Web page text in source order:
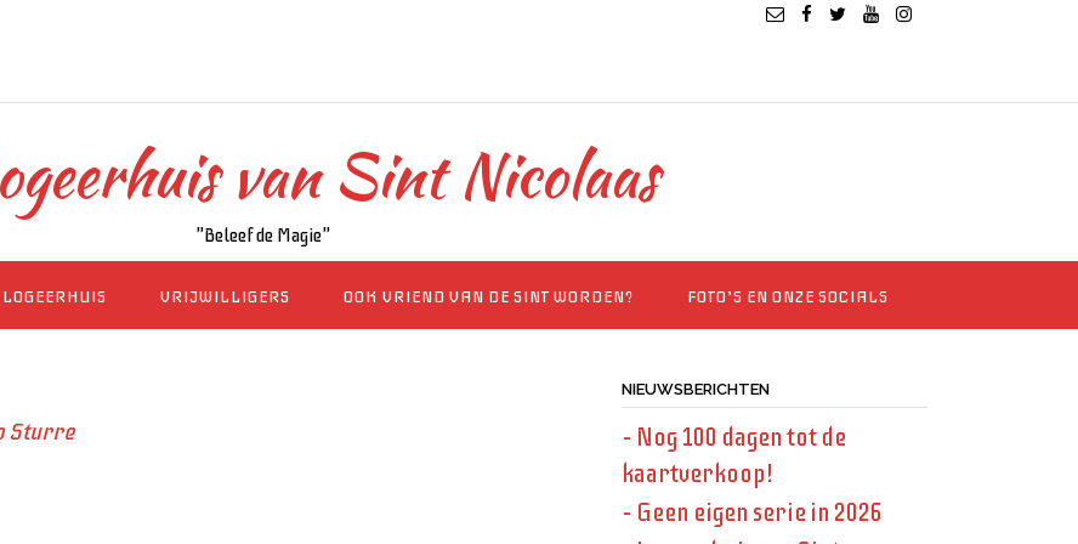
van Sint Nicolaas
"Beleef de Magie"
VRIJWILLIGERS OOK VRIEND VAN DE SINT WORDEN? FOTO’S EN ONZE SOCIALS
Sturre
NIEUWSBERICHTEN
– Nog 100 dagen tot de
kaartverkoop!
– Geen eigen serie in 2026